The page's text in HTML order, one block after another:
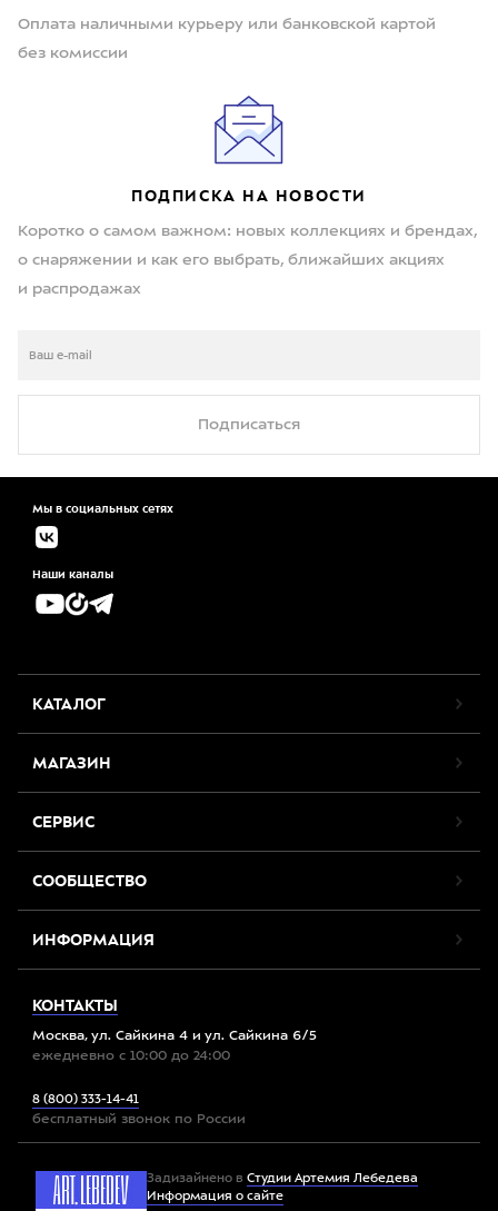
Оплата наличными курьеру или банковской картой
без комиссии
ПОДПИСКА НА НОВОСТИ
Коротко о самом важном: новых коллекциях и брендах,
о снаряжении и как его выбрать, ближайших акциях
и распродажах
Подписаться
Мы в социальных сетях
Наши каналы
КАТАЛОГ
МАГАЗИН
СЕРВИС
СООБЩЕСТВО
ИНФОРМАЦИЯ
КОНТАКТЫ
Москва, ул. Сайкина 4 и ул. Сайкина 6/5
ежедневно с 10:00 до 24:00
8 (800) 333-14-41
бесплатный звонок по России
Задизайнено в Студии Артемия Лебедева
Информация о сайте